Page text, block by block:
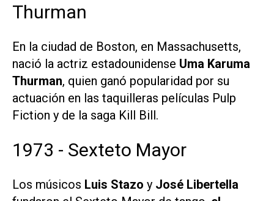
Thurman
En la ciudad de Boston, en Massachusetts,
nació la actriz estadounidense Uma Karuma
Thurman, quien ganó popularidad por su
actuación en las taquilleras películas Pulp
Fiction y de la saga Kill Bill.
1973 - Sexteto Mayor
Los músicos Luis Stazo y José Libertella